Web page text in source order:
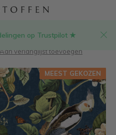
op Trustpilot ★
digitale print stof
Aan verlanglijst toevoegen
MEEST GEKOZEN